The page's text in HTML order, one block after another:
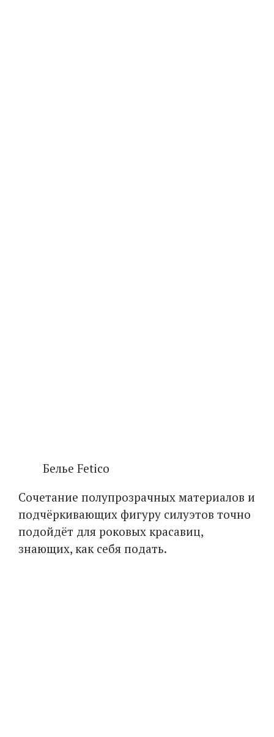
Белье Fetico
Сочетание полупрозрачных материалов и
подчёркивающих фигуру силуэтов точно
подойдёт для роковых красавиц,
знающих, как себя подать.